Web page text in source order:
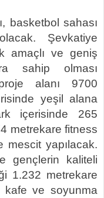
basketbol sahası
Şevkatiye
amaçlı ve geniş
sahip olması
alanı 9700
yeşil alana
içerisinde 265
metrekare fitness
mescit yapılacak.
gençlerin kaliteli
1.232 metrekare
kafe ve soyunma